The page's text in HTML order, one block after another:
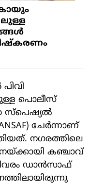
പൊലീസ്
സ്പെഷ്യൽ
ചേർന്നാണ്
നഗരത്തിലെ
കഞ്ചാവ്
ഡാൻസാഫ്